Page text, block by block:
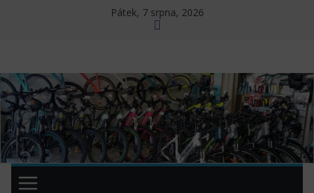
Pátek, 7 srpna, 2026